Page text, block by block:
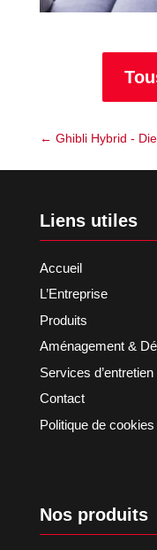
← Ghibli Hybrid -
Liens utiles
Accueil
L’Entreprise
Produits
Aménagement &
Services d’entretien
Contact
Politique de
Nos produits